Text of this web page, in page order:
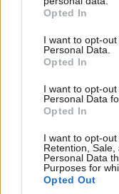
grant or deny
use your data for
consent section.
Opted In
I want to opt-
Personal Data.
Opted In
I want to opt-
Personal Data
Opted In
I want to opt-out
Retention,
Personal Data
Purposes for
Opted Out